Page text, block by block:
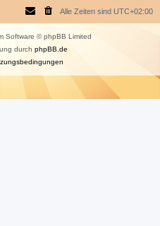
Alle Zeiten sind UTC+02:00
Software © phpBB Limited
durch phpBB.de